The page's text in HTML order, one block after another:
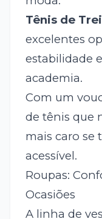
Tênis de
excelentes
estabilidade
academia.
Com um
de tênis que
mais caro se
acessível.
Roupas:
Ocasiões
A linha de